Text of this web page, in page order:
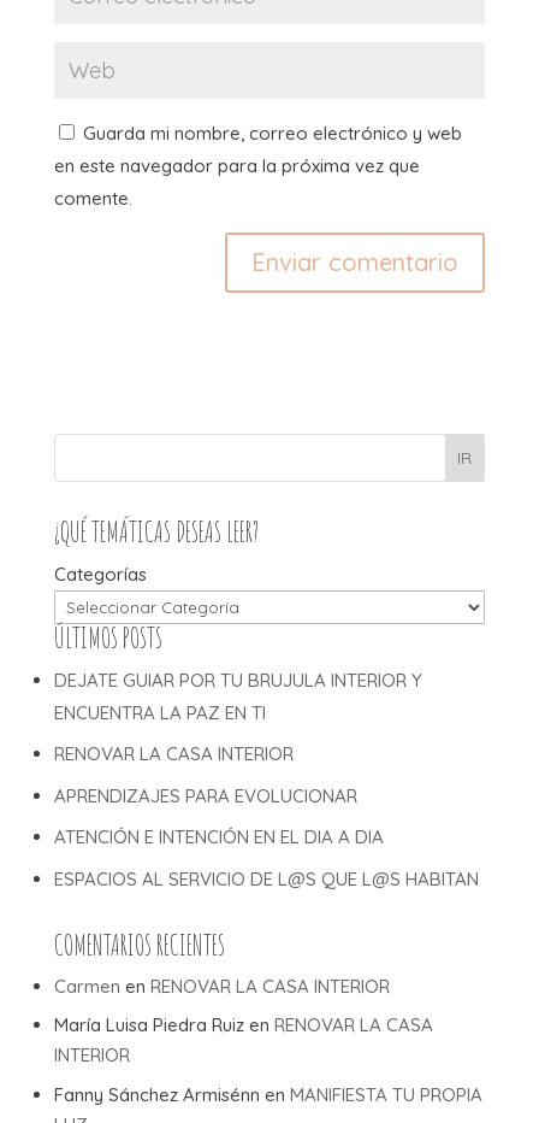
Guarda mi nombre, correo electrónico y web
en este navegador para la próxima vez que
comente.
IR
¿QUÉ TEMÁTICAS DESEAS LEER?
Categorías
ÚLTIMOS POSTS
DEJATE GUIAR POR TU BRUJULA INTERIOR Y
ENCUENTRA LA PAZ EN TI
RENOVAR LA CASA INTERIOR
APRENDIZAJES PARA EVOLUCIONAR
ATENCIÓN E INTENCIÓN EN EL DIA A DIA
ESPACIOS AL SERVICIO DE L@S QUE L@S HABITAN
COMENTARIOS RECIENTES
Carmen en RENOVAR LA CASA INTERIOR
María Luisa Piedra Ruizen RENOVAR LA CASA
INTERIOR
Fanny Sánchez Armisénn en MANIFIESTA TU PROPIA